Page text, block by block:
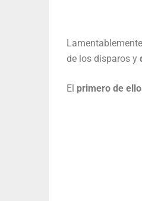
Lamentablemente
de los disparos y
El primero de